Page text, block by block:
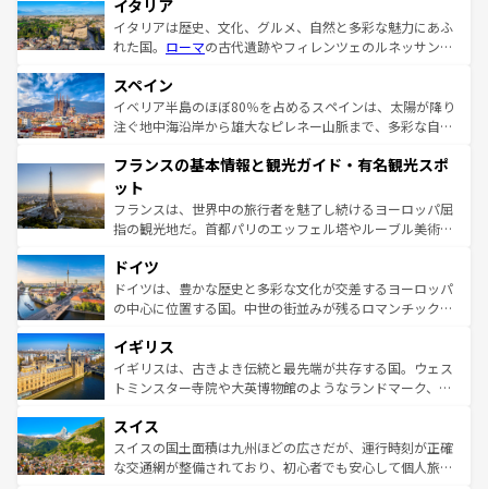
イタリア
イタリアは歴史、文化、グルメ、自然と多彩な魅力にあふ
れた国。 ローマの古代遺跡やフィレンツェのルネッサンス
ろん、トスカーナの美しい田園風景やアマルフィ海岸の絶
景など、自然景観も見逃せない。観光の合間には、本場の
ピザやパスタなど、絶品のイタリア料理を堪能することも
ませてくれるイタリアで、忘れられない旅をしてみよう！
なお、新着のイタリア情報は
しい。
スペイン
イベリア半島のほぼ80％を占めるスペインは、太陽が降り
注ぐ地中海沿岸から雄大なピレネー山脈まで、多彩な自然
文化が根付くこの国では、情熱的なフラメンコ、熱気あふ
れる闘牛、そして美味しいタパスが生活の一部となってい
る。首都マドリードの洗練された雰囲気や、バルセロナの
アートに溢れた街角から、地方では古代ローマ遺跡や中世
せる。地方によって風土や気候が異なるスペインはその個
性で訪れる人を魅了する。 なお、新着のスペイン情報は コ
ンテンツ一覧を参照してほしい。
フランスの基本情報と観光ガイド・有名観光スポ
ット
フランスは、世界中の旅行者を魅了し続けるヨーロッパ屈
指の観光地だ。首都パリのエッフェル塔やルーブル美術館
で、幅広い魅力が詰まっている。華麗な宮殿、歴史的な大
聖堂、美しいビーチ、そして豊かな自然が、訪れる者を心
から魅了する。また、フランスは美食の国としても知ら
いる。シャンパンの発祥地であるランス、プロヴァンスの
香り高いラベンダー畑など、多彩な楽しみ方が可能だ。さ
らに、パリ以外の地域にも魅力が溢れており、どの街角に
れる地方に足を運ぶとそれぞれで全く異なる文化を体験で
きるだろう。 なお、新着のフランス情報はコンテンツ一覧
を参照してほしい。
ドイツ
ドイツは、豊かな歴史と多彩な文化が交差するヨーロッパ
の中心に位置する国。中世の街並みが残るロマンチック街
顔を持つこの国は、どこを歩いても飽きることがない。ベ
ルリンの文化的活気、バイエルン州のアルプスの絶景、そ
してライン川沿いのワイン畑といった風景は必見。ビール
は、お酒好きな人にはぜひ体験してほしい。 なお、新着の
ドイツ情報はコンテンツ一覧を参照してほしい。
イギリス
イギリスは、古きよき伝統と最先端が共存する国。ウェス
トミンスター寺院や大英博物館のようなランドマーク、歴
リアごとに異なる魅力がある。また、優雅なアフタヌーン
ティー、ビール好きにはたまらない英国パブ、サッカー観
戦など、本場だからこそできる体験も豊富。イギリスを旅
スイス
スイスの国土面積は九州ほどの広さだが、運行時刻が正確
な交通網が整備されており、初心者でも安心して個人旅行